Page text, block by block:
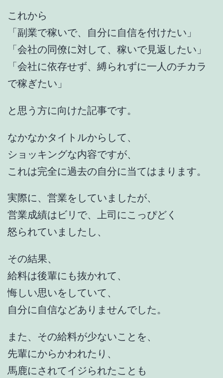
これから
「副業で稼いで、自分に自信を付けたい」
「会社の同僚に対して、稼いで見返したい」
「会社に依存せず、縛られずに一人のチカラ
で稼ぎたい」
と思う方に向けた記事です。
なかなかタイトルからして、
ショッキングな内容ですが、
これは完全に過去の自分に当てはまります。
実際に、営業をしていましたが、
営業成績はビリで、上司にこっぴどく
怒られていましたし、
その結果、
給料は後輩にも抜かれて、
悔しい思いをしていて、
自分に自信などありませんでした。
また、その給料が少ないことを、
先輩にからかわれたり、
馬鹿にされてイジられたことも